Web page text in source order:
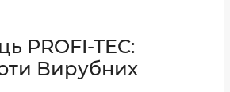
PROFI-TEC:
Вирубних